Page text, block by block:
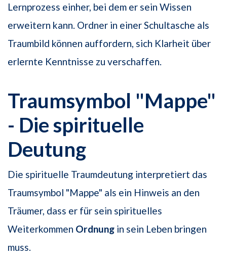
Lernprozess einher, bei dem er sein Wissen
erweitern kann. Ordner in einer Schultasche als
Traumbild können auffordern, sich Klarheit über
erlernte Kenntnisse zu verschaffen.
Traumsymbol "Mappe"
- Die spirituelle
Deutung
Die spirituelle Traumdeutung interpretiert das
Traumsymbol "Mappe" als ein Hinweis an den
Träumer, dass er für sein spirituelles
Weiterkommen Ordnung in sein Leben bringen
muss.